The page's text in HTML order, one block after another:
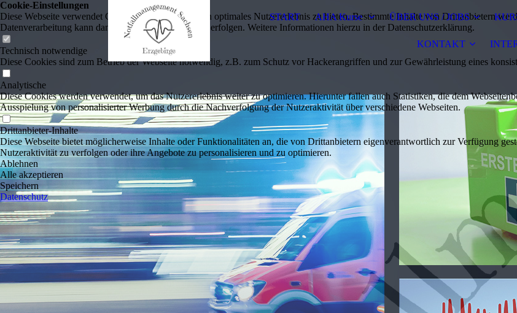
START AHA Kurse ÜBER UNS / JOBS
KONTAKT
Cookie-Einstellungen
Diese Webseite verwendet Cookies, um Besuchern ein optimales Nutzererlebnis zu bieten. Bestimmte Inhalte von Drittanbietern
Datenverarbeitung kann dann auch in einem Drittland erfolgen. Weitere Informationen hierzu in der Datenschutzerklärung.
Technisch notwendige
Diese Cookies sind zum Betrieb der Webseite notwendig, z.B. zum Schutz vor Hackerangriffen und zur Gewährleistung eines
Analytische
Diese Cookies werden verwendet, um das Nutzererlebnis weiter zu optimieren. Hierunter fallen auch Statistiken, die dem
Ausspielung von personalisierter Werbung durch die Nachverfolgung der Nutzeraktivität über verschiedene Webseiten.
Drittanbieter-Inhalte
Diese Webseite bietet möglicherweise Inhalte oder Funktionalitäten an, die von Drittanbietern eigenverantwortlich zur Verfügung
Nutzeraktivität zu verfolgen oder ihre Angebote zu personalisieren und zu optimieren.
Ablehnen
Alle akzeptieren
Speichern
Datenschutz